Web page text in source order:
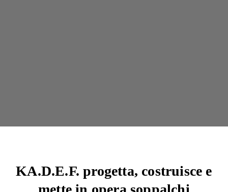
KA.D.E.F. progetta, costruisce e